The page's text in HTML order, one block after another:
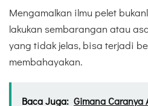
Mengamalkan ilmu pelet
lakukan sembarangan atau
yang tidak jelas, bisa terjadi
membahayakan.
Baca Juga: Gimana